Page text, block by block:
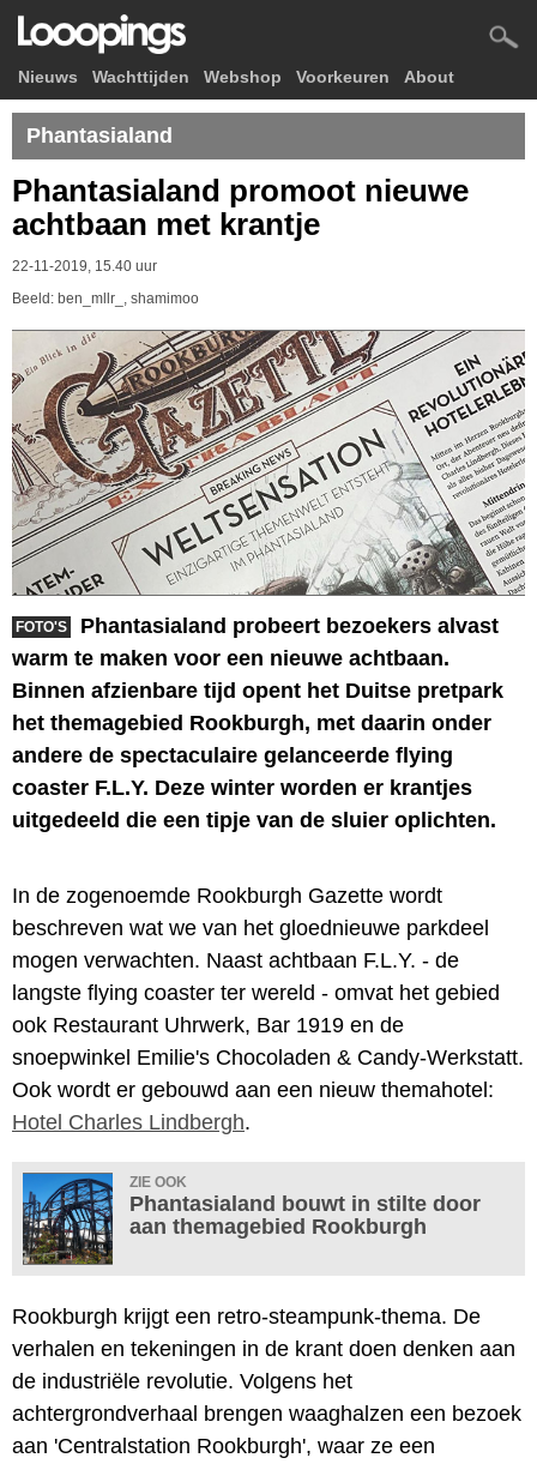
Nieuws Wachttijden Webshop Voorkeuren About
Phantasialand
Phantasialand promoot nieuwe
achtbaan met krantje
22-11-2019, 15.40 uur
Beeld: ben_mllr_, shamimoo
FOTO'S
Phantasialand probeert bezoekers alvast
warm te maken voor een nieuwe achtbaan.
Binnen afzienbare tijd opent het Duitse pretpark
het themagebied Rookburgh, met daarin onder
andere de spectaculaire gelanceerde flying
coaster F.L.Y. Deze winter worden er krantjes
uitgedeeld die een tipje van de sluier oplichten.
In de zogenoemde Rookburgh Gazette wordt
beschreven wat we van het gloednieuwe parkdeel
mogen verwachten. Naast achtbaan F.L.Y. - de
langste flying coaster ter wereld - omvat het gebied
ook Restaurant Uhrwerk, Bar 1919 en de
snoepwinkel Emilie's Chocoladen & Candy-Werkstatt.
Ook wordt er gebouwd aan een nieuw themahotel:
Hotel Charles Lindbergh.
ZIE OOK
Phantasialand bouwt in stilte door
aan themagebied Rookburgh
Rookburgh krijgt een retro-steampunk-thema. De
verhalen en tekeningen in de krant doen denken aan
de industriële revolutie. Volgens het
achtergrondverhaal brengen waaghalzen een bezoek
aan 'Centralstation Rookburgh', waar ze een